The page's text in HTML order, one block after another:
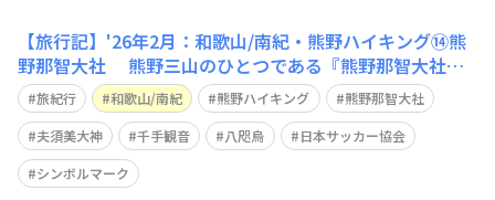
【旅行記】'26年2月：和歌山/南紀・熊野ハイキング⑭熊
野那智大社 熊野三山のひとつである『熊野那智大社』
世界的にも有名な「那智の滝」を見晴らす場所に建ってい
ます 命の根源である水があふれ落ちる、神聖な滝への自
然信仰が起源であり 「熊野那智大社」は1700年前に、現
在の地に創建されました🙂
旅紀行 和歌山/南紀 熊野ハイキング
熊野那智大社
夫須美大神
千手観音 八咫烏
日本サッカー協会
シンボルマーク